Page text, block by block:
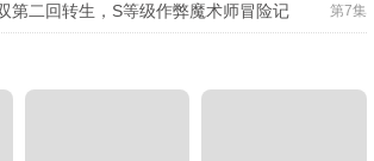
1 2 3 4 5 6
第7集
第二回转生，S等级作弊魔术师冒险记